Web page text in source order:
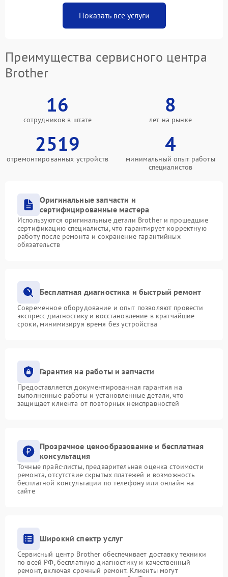
Показать все услуги
Преимущества сервисного центра
Brother
16
сотрудников в штате
8
лет на рынке
2519
отремонтированных устройств
4
минимальный опыт работы
специалистов
Оригинальные запчасти и
сертифицированные мастера
Используются оригинальные детали Brother и прошедшие
сертификацию специалисты, что гарантирует корректную
работу после ремонта и сохранение гарантийных
обязательств
Бесплатная диагностика и быстрый ремонт
Современное оборудование и опыт позволяют провести
экспресс-диагностику и восстановление в кратчайшие
сроки, минимизируя время без устройства
Гарантия на работы и запчасти
Предоставляется документированная гарантия на
выполненные работы и установленные детали, что
защищает клиента от повторных неисправностей
Прозрачное ценообразование и бесплатная
консультация
Точные прайс-листы, предварительная оценка стоимости
ремонта, отсутствие скрытых платежей и возможность
бесплатной консультации по телефону или онлайн на
сайте
Широкий спектр услуг
Сервисный центр Brother обеспечивает доставку техники
по всей РФ, бесплатную диагностику и качественный
ремонт, включая срочный ремонт. Клиенты могут